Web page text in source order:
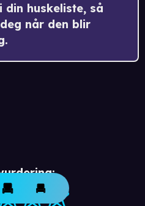
din huskeliste, så
når den blir